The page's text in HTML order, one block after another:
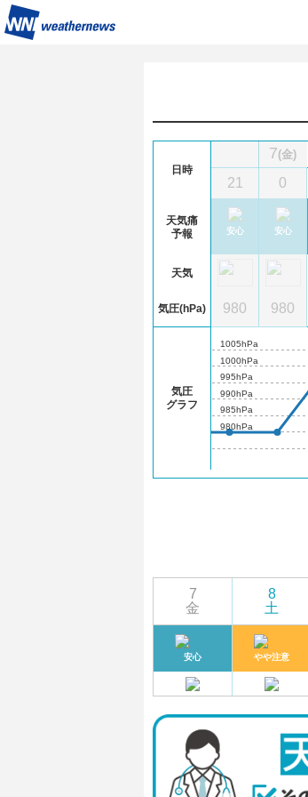
日時
天気痛
予報
天気
気圧(hPa)
気圧
グラフ
やや注意
980
21
安心
980
7(金)
0
安心
980
980hPa
985hPa
990hPa
995hPa
1000hPa
1005hPa
7
金
安心
8
土
やや注意